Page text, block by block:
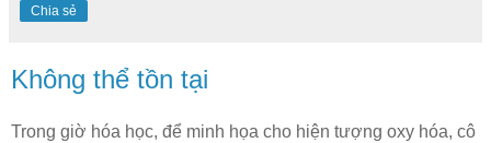
Chia sẻ
Không thể tồn tại
Trong giờ hóa học, để minh họa cho hiện tượng oxy hóa, cô